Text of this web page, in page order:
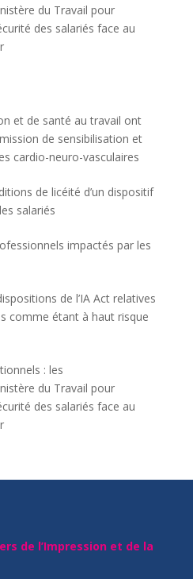
du Travail pour
des salariés face au
et de santé au travail ont
de sensibilisation et
cardio-neuro-vasculaires
de licéité d’un dispositif
salariés
impactés par les
de l’IA Act relatives
comme étant à haut risque
: les
du Travail pour
des salariés face au
de l’Impression et de la